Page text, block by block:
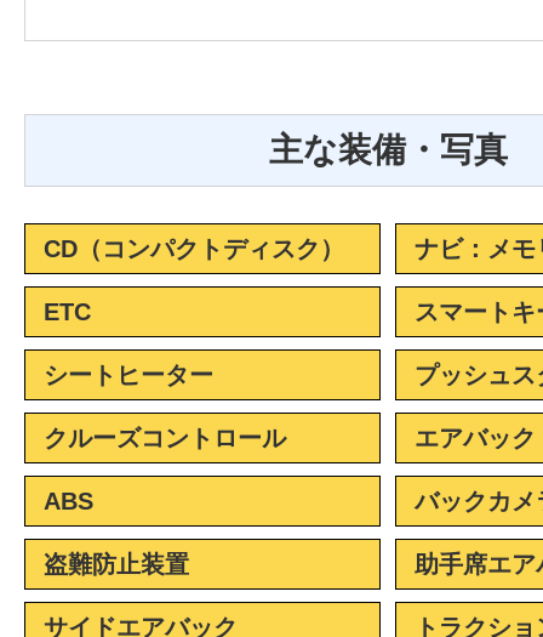
主な装備・写真
CD（コンパクトディスク） ナビ：メモ
ETC スマートキ
シートヒーター プッシュス
クルーズコントロール エアバック
ABS バックカメ
盗難防止装置 助手席エア
サイドエアバック トラクシ